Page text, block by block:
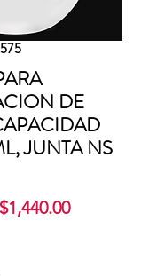
DE
JUNTA NS
$1,440.00Precio